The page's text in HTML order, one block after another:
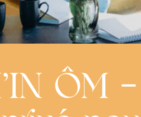
ÔM